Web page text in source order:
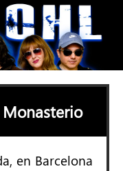
Monasterio
en Barcelona